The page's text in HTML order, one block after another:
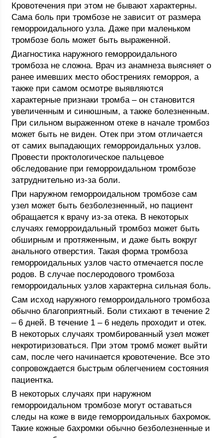
Кровотечения при этом не бывают характерны.
Сама боль при тромбозе не зависит от размера
геморроидального узла. Даже при маленьком
тромбозе боль может быть выраженной.
Диагностика наружного геморроидального
тромбоза не сложна. Врач из анамнеза выясняет о
ранее имевших место обострениях геморроя, а
также при самом осмотре выявляются
характерные признаки тромба – он становится
увеличенным и синюшным, а также болезненным.
При сильном выраженном отеке в начале тромбоз
может быть не виден. Отек при этом отличается
от самих выпадающих геморроидальных узлов.
Провести проктологическое пальцевое
обследование при геморроидальном тромбозе
затруднительно из-за боли.
При наружном геморроидальном тромбозе сам
узел может быть безболезненный, но пациент
обращается к врачу из-за отека. В некоторых
случаях геморроидальный тромбоз может быть
обширным и протяженным, и даже быть вокруг
анального отверстия. Такая форма тромбоза
геморроидальных узлов часто отмечается после
родов. В случае послеродового тромбоза
геморроидальных узлов характерна сильная боль.
Сам исход наружного геморроидального тромбоза
обычно благоприятный. Боли стихают в течение 2
– 6 дней. В течение 1 – 6 недель проходит и отек.
В некоторых случаях тромбированный узел может
некротиризоваться. При этом тромб может выйти
сам, после чего начинается кровотечение. Все это
сопровождается быстрым облегчением состояния
пациентка.
В некоторых случаях при наружном
геморроидальном тромбозе могут оставаться
следы на коже в виде геморроидальных бахромок.
Такие кожные бахромки обычно безболезненные и